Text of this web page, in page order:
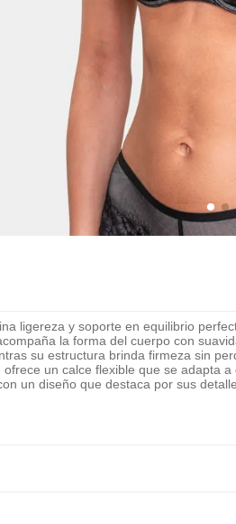
ligereza y soporte en equilibrio
la forma del cuerpo con
su estructura brinda firmeza sin
un calce flexible que se adapta
un diseño que destaca por sus